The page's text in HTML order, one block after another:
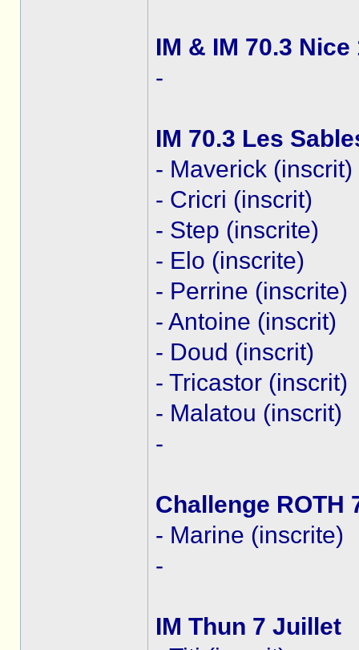
IM & IM 70.3
-
IM 70.3 Les
- Maverick (inscrit)
- Cricri (inscrit)
- Step (inscrite)
- Elo (inscrite)
- Perrine (inscrite)
- Antoine (inscrit)
- Doud (inscrit)
- Tricastor (inscrit)
- Malatou (inscrit)
-
Challenge ROTH
- Marine (inscrite)
-
IM Thun 7 Juillet